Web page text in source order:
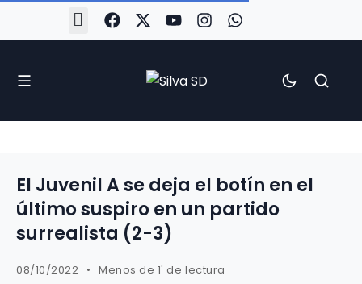
El Juvenil A se deja el botín en el
último suspiro en un partido
surrealista (2-3)
08/10/2022 Menos de 1' de lectura